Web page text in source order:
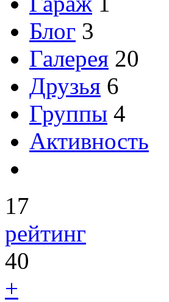
Блог 3
Галерея 20
Друзья 6
Группы 4
Активность
17
рейтинг
40
+